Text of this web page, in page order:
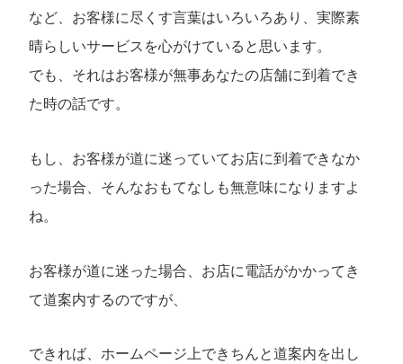
など、お客様に尽くす言葉はいろいろあり、実際素
晴らしいサービスを心がけていると思います。
でも、それはお客様が無事あなたの店舗に到着でき
た時の話です。
もし、お客様が道に迷っていてお店に到着できなか
った場合、そんなおもてなしも無意味になりますよ
ね。
お客様が道に迷った場合、お店に電話がかかってき
て道案内するのですが、
できれば、ホームページ上できちんと道案内を出し